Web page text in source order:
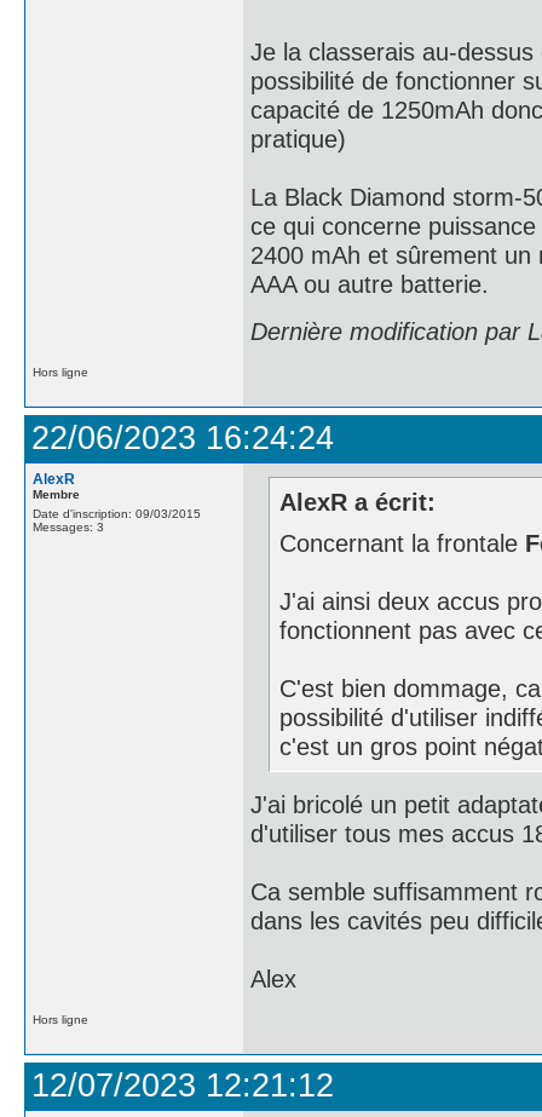
Je la classerais au-
possibilité de fonctionner
capacité de 1250mAh
pratique)
La Black Diamond storm-
ce qui concerne
2400 mAh et sûrement un
AAA ou autre batterie.
Dernière modification par
Hors ligne
22/06/2023 16:24:24
AlexR
Membre
Date d'inscription: 09/03/2015
Messages: 3
AlexR a écrit:
Concernant la frontale
J'ai ainsi deux accus
fonctionnent pas avec
C'est bien dommage,
possibilité d'utiliser
c'est un gros point
J'ai bricolé un petit
d'utiliser tous mes accus
Ca semble suffisamment
dans les cavités peu
Alex
Hors ligne
12/07/2023 12:21:12